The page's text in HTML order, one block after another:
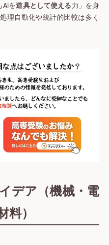
AIを道具として使える力」を身
理自動化や統計的比較は多く
デア（機械・電
）